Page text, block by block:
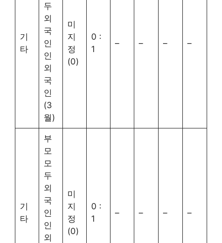
기
타
두
외
국
인
인
외
국
인
(3
월)
미
지
정
(0)
0 :
1
– – – –
기
타
부
모
모
두
외
국
인
인
외
미
지
정
(0)
0 :
1
– – – –